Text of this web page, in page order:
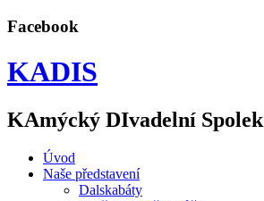
Facebook
KADIS
KAmýcký DIvadelní Spolek
Úvod
Naše představení
Dalskabáty